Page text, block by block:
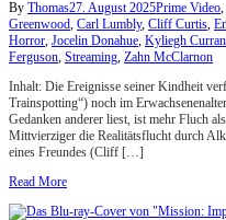
By Thomas27. August 2025Prime Video,
Greenwood, Carl Lumbly, Cliff Curtis,
Horror, Jocelin Donahue, Kyliegh Curran
Ferguson, Streaming, Zahn McClarnon
Inhalt: Die Ereignisse seiner Kindheit
Trainspotting“) noch im
Gedanken anderer liest, ist mehr Fluch
Mittvierziger die Realitätsflucht durch
eines Freundes (Cliff […]
Read More